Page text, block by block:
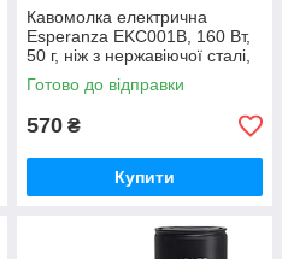
Кавомолка електрична
Esperanza EKC001B, 160 Вт,
50 г, ніж з нержавіючої сталі,
імпульсний режим
Готово до відправки
570 ₴
Купити